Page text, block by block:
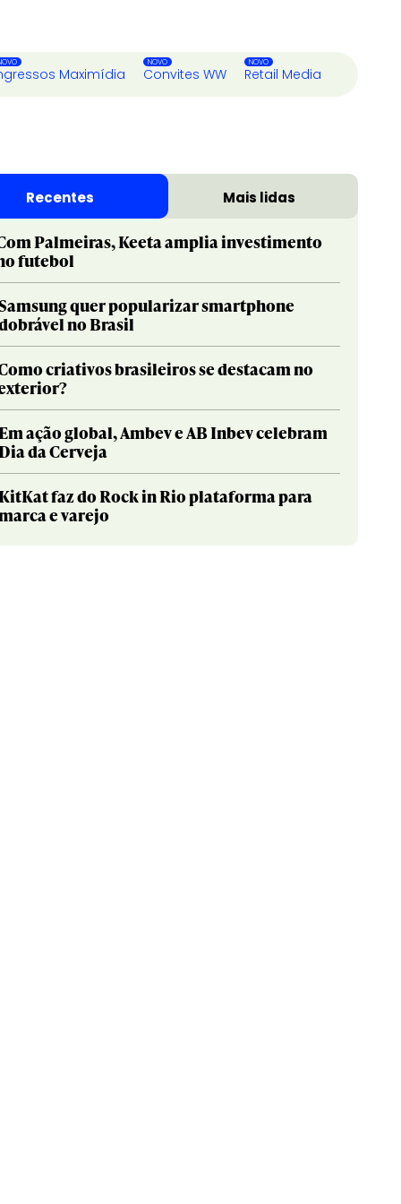
Maximídia Convites WW Retail Media
Recentes Mais lidas
Palmeiras, Keeta amplia investimento
futebol
quer popularizar smartphone
no Brasil
criativos brasileiros se destacam no
ação global, Ambev e AB Inbev celebram
da Cerveja
faz do Rock in Rio plataforma para
e varejo